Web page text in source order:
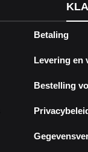
Betaling
Levering en
Bestelling